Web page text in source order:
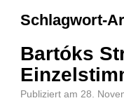
Schlagwort-
Bartóks
Publiziert am 28.